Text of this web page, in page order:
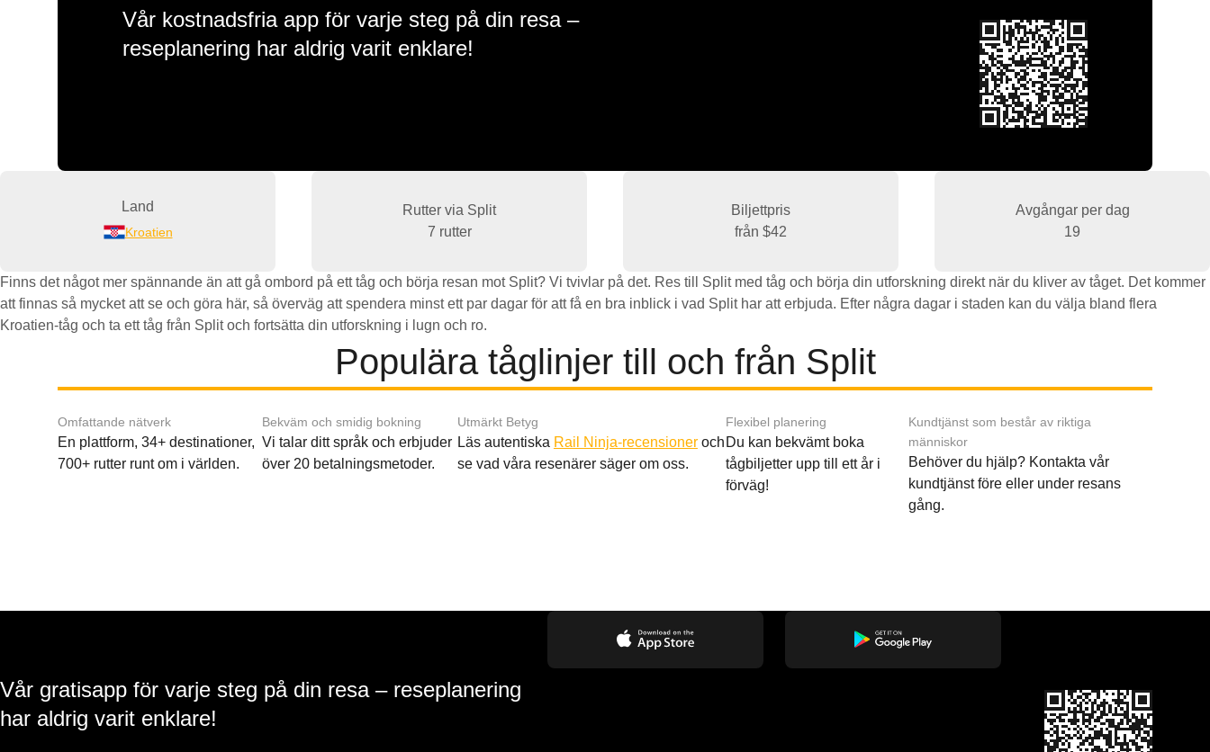
Vår kostnadsfria app för varje steg på din resa –
reseplanering har aldrig varit enklare!
Land
Kroatien
Rutter via Split
7 rutter
Biljettpris
från $42
Avgångar per dag
19
Finns det något mer spännande än att gå ombord på ett tåg och börja resan mot Split? Vi tvivlar på det. Res till Split med tåg och börja din utforskning direkt när du kliver av tåget. Det kommer
att finnas så mycket att se och göra här, så överväg att spendera minst ett par dagar för att få en bra inblick i vad Split har att erbjuda. Efter några dagar i staden kan du välja bland flera
Kroatien-tåg och ta ett tåg från Split och fortsätta din utforskning i lugn och ro.
Populära tåglinjer till och från Split
Omfattande nätverk
En plattform, 34+ destinationer,
700+ rutter runt om i världen.
Bekväm och smidig bokning
Vi talar ditt språk och erbjuder
över 20 betalningsmetoder.
Utmärkt Betyg
Läs autentiska Rail Ninja-recensioneroch
se vad våra resenärer säger om oss.
Flexibel planering
Du kan bekvämt boka
tågbiljetter upp till ett år i
förväg!
Kundtjänst som består av riktiga
människor
Behöver du hjälp? Kontakta vår
kundtjänst före eller under resans
gång.
Vår gratisapp för varje steg på din resa – reseplanering
har aldrig varit enklare!